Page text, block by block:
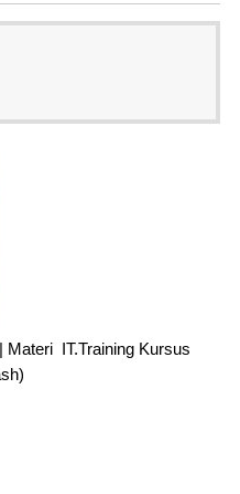
IT.Training Kursus